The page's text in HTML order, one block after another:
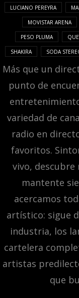
LUCIANO PEREYRA
MOVISTAR ARENA
PESO PLUMA
SHAKIRA SODA
Más que un
punto de
variedad de
radio en
favoritos.
vivo, descubre
mantente
acercamos
artístico: sigue
industria, los
cartelera
artistas
que